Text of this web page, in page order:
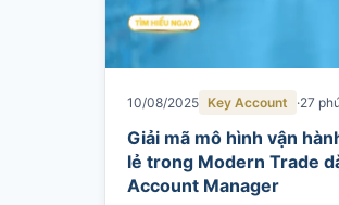
10/08/2025 Key Account 27
Giải mã mô hình vận
lẻ trong Modern Trade
Account Manager